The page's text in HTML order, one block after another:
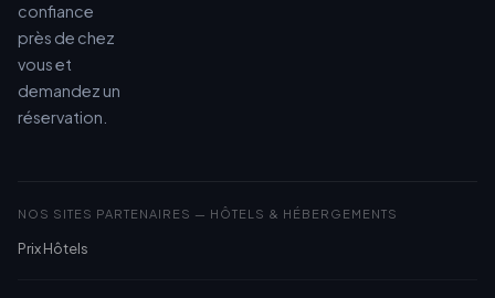
confiance
près de chez
vous et
demandez un
réservation.
NOS SITES PARTENAIRES — HÔTELS & HÉBERGEMENTS
Prix Hôtels